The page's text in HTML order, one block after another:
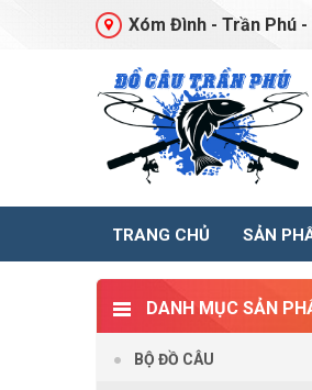
Xóm Đình - Trần Phú
TRANG CHỦ SẢN
DANH MỤC SẢN
BỘ ĐỒ CÂU